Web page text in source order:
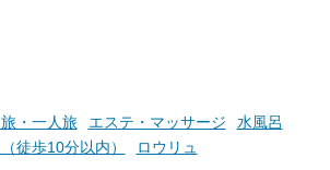
炭酸水素塩
。すべて
源泉かけ流
だわりつ
したい施設
さらに、各館ではアロマロウリ
ュやアウフグースなど、サウナ
好きにはたまらない多彩なイベ
・一人旅 エステ・マッサージ
水風呂
徒歩10分以内） ロウリュ